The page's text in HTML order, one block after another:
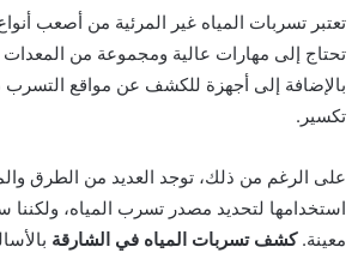
تعتبر تسربات المياه غير المرئية من أصعب
تحتاج إلى مهارات عالية ومجموعة من المعدات
بالإضافة إلى أجهزة للكشف عن مواقع التسرب
تكسير.
على الرغم من ذلك، توجد العديد من الطرق
استخدامها لتحديد مصدر تسرب المياه،
معينة. كشف تسربات المياه في الشارقة